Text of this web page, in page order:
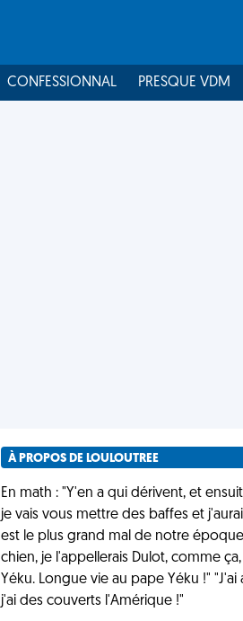
CONFESSIONNAL PRESQUE VDM
À PROPOS DE LOULOUTREE
En math : "Y'en a qui dérivent, et
je vais vous mettre des baffes et
est le plus grand mal de notre époque,
chien, je l'appellerais Dulot, comme
Yéku. Longue vie au pape Yéku !"
j'ai des couverts l'Amérique !"